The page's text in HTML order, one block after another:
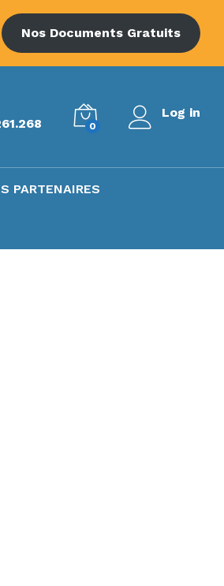
Nos Documents Gratuits
0
Log in
PARTENAIRES